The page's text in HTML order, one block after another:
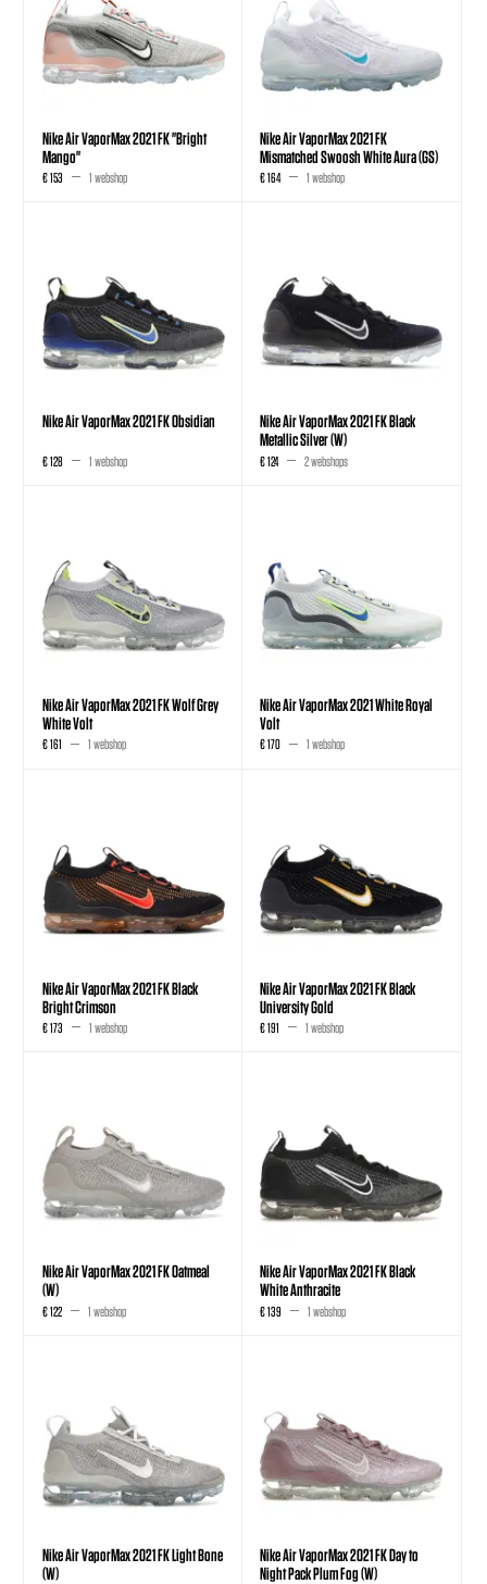
Nike Air VaporMax 2021 FK "Bright
Mango"
€ 153 1 webshop
Nike Air VaporMax 2021 FK
Mismatched Swoosh White Aura (GS)
€ 164 1 webshop
Nike Air VaporMax 2021 FK Obsidian
€ 128 1 webshop
Nike Air VaporMax 2021 FK Black
Metallic Silver (W)
€ 124 2 webshops
Nike Air VaporMax 2021 FK Wolf Grey
White Volt
€ 161 1 webshop
Nike Air VaporMax 2021 White Royal
Volt
€ 170 1 webshop
Nike Air VaporMax 2021 FK Black
Bright Crimson
€ 173 1 webshop
Nike Air VaporMax 2021 FK Black
University Gold
€ 191 1 webshop
Nike Air VaporMax 2021 FK Oatmeal
(W)
€ 122 1 webshop
Nike Air VaporMax 2021 FK Black
White Anthracite
€ 139 1 webshop
Nike Air VaporMax 2021 FK Light Bone
(W)
Nike Air VaporMax 2021 FK Day to
Night Pack Plum Fog (W)